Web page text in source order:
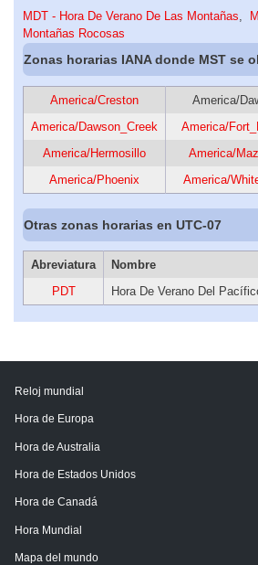
MDT - Hora De Verano De Las Montañas,
Montañas Rocosas
Zonas horarias IANA donde MST se
America/Creston
America/
America/Dawson_Creek
America/
America/Hermosillo
America/
America/Phoenix
America/
Otras zonas horarias en UTC-07
Abreviatura
Nombre
PDT
Hora De Verano Del
Reloj mundial
Hora de Europa
Hora de Australia
Hora de Estados Unidos
Hora de Canadá
Hora Mundial
Mapa del mundo